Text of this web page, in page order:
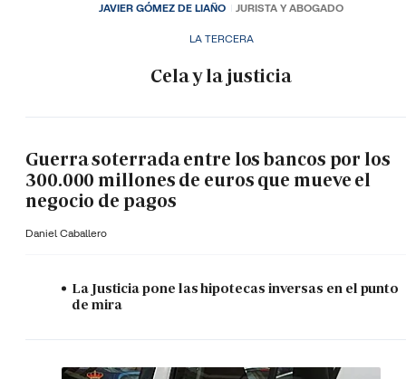
LA TERCERA
Cela y la justicia
JAVIER GÓMEZ DE LIAÑO JURISTA Y ABOGADO
Guerra soterrada entre los bancos por los
300.000 millones de euros que mueve el
negocio de pagos
Daniel Caballero
La Justicia pone las hipotecas inversas en el punto
de mira